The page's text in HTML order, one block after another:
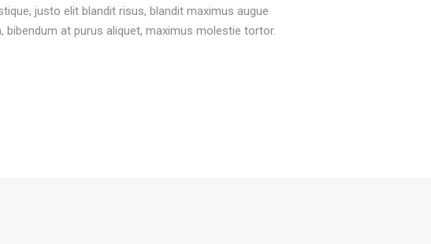
justo elit blandit risus, blandit maximus augue
at purus aliquet, maximus molestie tortor.